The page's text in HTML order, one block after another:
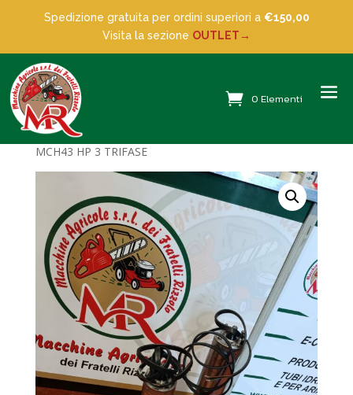
Spedizione gratuita per ordini superiori a €150,00
Visita la sezione OUTLET→
0 Elementi
Home/Outlet
MCH43 HP 3 TRIFASE